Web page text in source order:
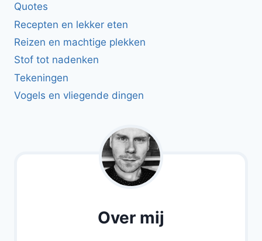
Quotes
Recepten en lekker eten
Reizen en machtige plekken
Stof tot nadenken
Tekeningen
Vogels en vliegende dingen
Over mij